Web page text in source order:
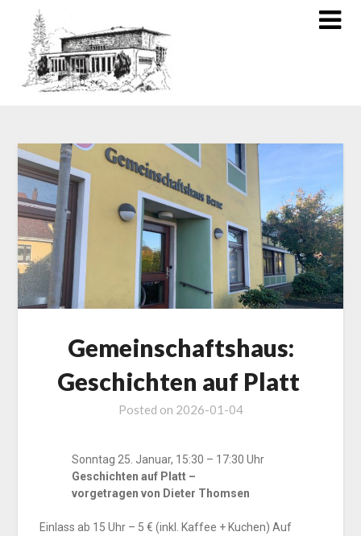
Gemeinschaftshaus:
Geschichten auf Platt
Posted on 2026-01-04
Sonntag 25. Januar, 15:30 – 17:30 Uhr
Geschichten auf Platt –
vorgetragen von Dieter Thomsen
Einlass ab 15 Uhr – 5 € (inkl. Kaffee + Kuchen) Auf